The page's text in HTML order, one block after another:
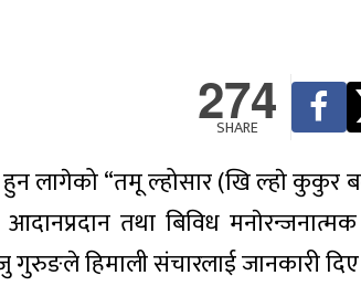
274
SHARE
लागेको “तमू ल्होसार (खि ल्हाे कुकुर
तथा बिविध
हिमाली संचारलाई जानकारी